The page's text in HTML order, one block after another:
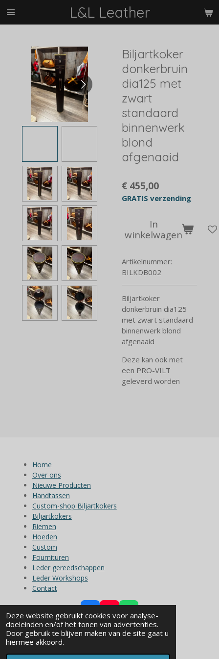
Deze website gebruikt cookies voor analyse-
doeleinden en/of het tonen van advertenties.
Door gebruik te blijven maken van de site gaat u
hiermee akkoord.
Ga
hoofdinhoud
L&L Leather
Biljartkoker
donkerbruin
dia125 met
zwart
standaard
binnenwerk
blond
afgenaaid
€ 455,00
GRATIS verzending
In
winkelwagen
Artikelnummer:
BILKDB002
Biljartkoker
donkerbruin dia125
met zwart standaard
binnenwerk blond
afgenaaid
Deze kan ook met
een PRO-VILT
geleverd worden
Home
Over ons
Nieuwe Producten
Handtassen
Custom-shop Biljartkokers
Biljartkokers
Riemen
Hoeden
Custom
Fournituren
Leder gereedschappen
Leder Workshops
Contact
F
a
c
Y
o
u
W
h
a
© 2023 - 2026 L&L Leather
Powered byJouwWeb